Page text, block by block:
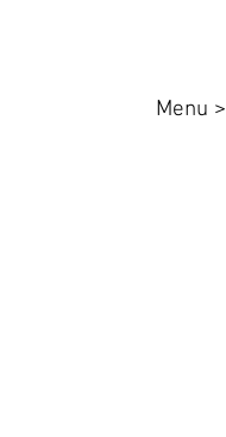
Menu >